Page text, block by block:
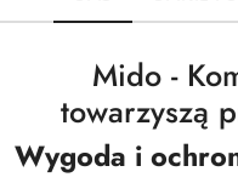
Mido -
towarzyszą
Wygoda i